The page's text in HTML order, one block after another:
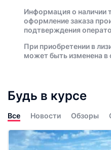
Информация о наличии
оформление заказа
подтверждения
При приобретении в
может быть изменена
Будь в курсе
Все Новости Обзоры